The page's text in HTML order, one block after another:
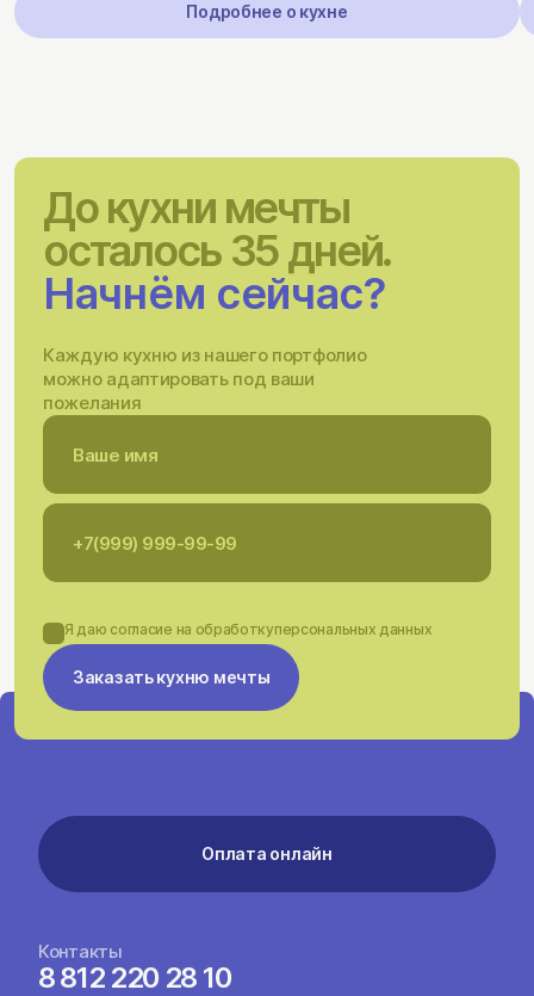
Подробнее о кухне
До кухни мечты
осталось 35 дней.
Начнём сейчас?
Каждую кухню из нашего портфолио
можно адаптировать под ваши
пожелания
Я даю согласие на обработкуперсональных данных
Заказать кухню мечты
Оплата онлайн
Контакты
8 812 220 28 10